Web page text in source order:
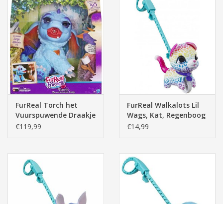
FurReal Torch het
Vuurspuwende Draakje
€119,99
FurReal Walkalots Lil
Wags, Kat, Regenboog
€14,99